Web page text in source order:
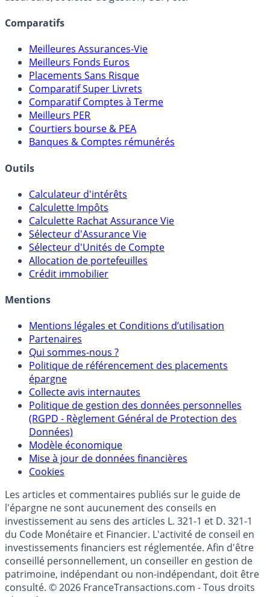
Comparatifs
Meilleures Assurances-Vie
Meilleurs Fonds Euros
Placements Sans Risque
Comparatif Super Livrets
Comparatif Comptes à Terme
Meilleurs PER
Courtiers bourse & PEA
Banques & Comptes rémunérés
Outils
Calculateur d'intérêts
Calculette Impôts
Calculette Rachat Assurance Vie
Sélecteur d'Assurance Vie
Sélecteur d'Unités de Compte
Allocation de portefeuilles
Crédit immobilier
Mentions
Mentions légales et Conditions d’utilisation
Partenaires
Qui sommes-nous ?
Politique de référencement des placements
épargne
Collecte avis internautes
Politique de gestion des données personnelles
(RGPD - Règlement Général de Protection des
Données)
Modèle économique
Mise à jour de données financières
Cookies
Les articles et commentaires publiés sur le guide de
l'épargne ne sont aucunement des conseils en
investissement au sens des articles L. 321-1 et D. 321-1
du Code Monétaire et Financier. L'activité de conseil en
investissements financiers est réglementée. Afin d'être
conseillé personnellement, un conseiller en gestion de
patrimoine, indépendant ou non-indépendant, doit être
consulté. © 2026 FranceTransactions.com - Tous droits